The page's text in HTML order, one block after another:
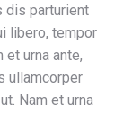
dis parturient
libero, tempor
et urna ante,
ullamcorper
Nam et urna